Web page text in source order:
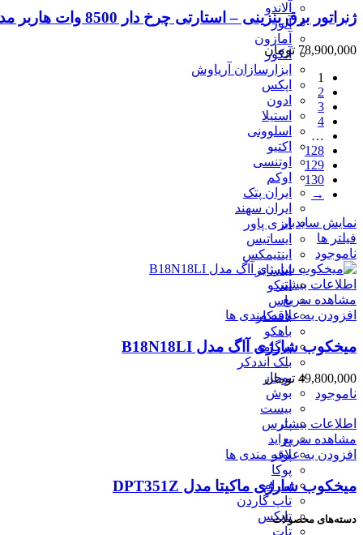
آلاندو
آلور
آمازون
آنکور
ابزارسازان آریاوش
اپکس
ادون
استیلا
اسلوونی
اکتیو
اوتنسی
اوکم
ایران پتک
ایران سهند
ایزی پاور
ایساتیس
اینتیمکس
اینسایز
اینکو
باس
باسکار
باهکو
برگامو
بلک انددکر
بوجار
بوش
بیست
پارس
پراید
پوتر
پوکا
پی ام
تاپ گاردن
تاپکس
تات
ژنراتور برق بنزینی – استارتی چرخ دار 8500 وات هاربر مدل H8.5GR
78,900,000 تومان
1
2
3
4
…
128
129
130
→
نمایش سایدبار
فیلتر ها
ناموجود
اطلاعات بیشتر
مشاهده سریع
افزودن به علاقه مندی ها
میخکوب شارژی آاگ مدل B18N18LI
49,800,000 تومان
ناموجود
اطلاعات بیشتر
مشاهده سریع
افزودن به علاقه مندی ها
میخکوب شارژی ماکیتا مدل DPT351Z
دسته‌های محصولات